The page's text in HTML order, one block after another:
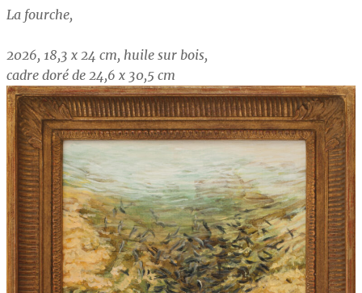
La fourche,
2026, 18,3 x 24 cm, huile sur bois,
cadre doré de 24,6 x 30,5 cm